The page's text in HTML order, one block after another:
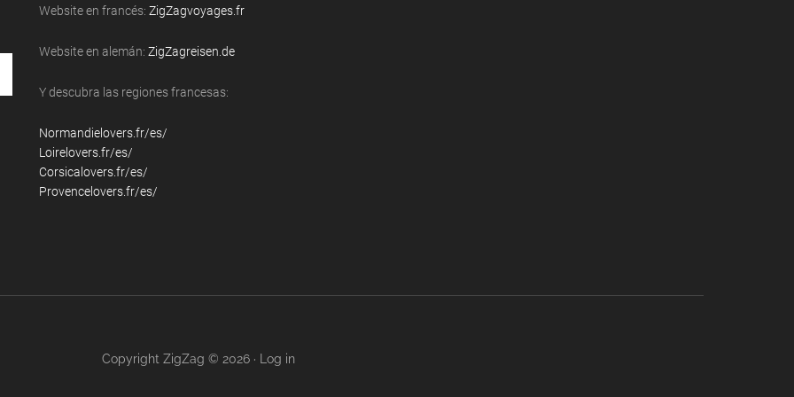
Website en francés: ZigZagvoyages.fr
Website en alemán: ZigZagreisen.de
Y descubra las regiones francesas:
Normandielovers.fr/es/
Loirelovers.fr/es/
Corsicalovers.fr/es/
Provencelovers.fr/es/
Copyright ZigZag © 2026 · Log in